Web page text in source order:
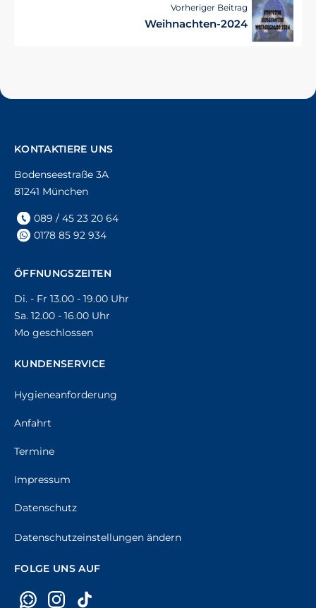
Vorheriger Beitrag
Weihnachten-2024
KONTAKTIERE UNS
Bodenseestraße 3A
81241 München
089 / 45 23 20 64
0178 85 92 934
ÖFFNUNGSZEITEN
Di. - Fr 13.00 - 19.00 Uhr
Sa. 12.00 - 16.00 Uhr
Mo geschlossen
KUNDENSERVICE
Hygieneanforderung
Anfahrt
Termine
Impressum
Datenschutz
Datenschutzeinstellungen ändern
FOLGE UNS AUF